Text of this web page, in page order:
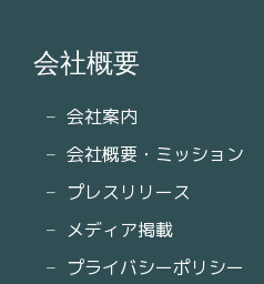
会社概要
会社案内
会社概要・ミッション
プレスリリース
メディア掲載
プライバシーポリシー